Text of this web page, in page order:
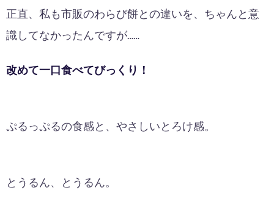
正直、私も市販のわらび餅との違いを、ちゃんと意
識してなかったんですが……
改めて一口食べてびっくり！
ぷるっぷるの食感と、やさしいとろけ感。
とうるん、とうるん。